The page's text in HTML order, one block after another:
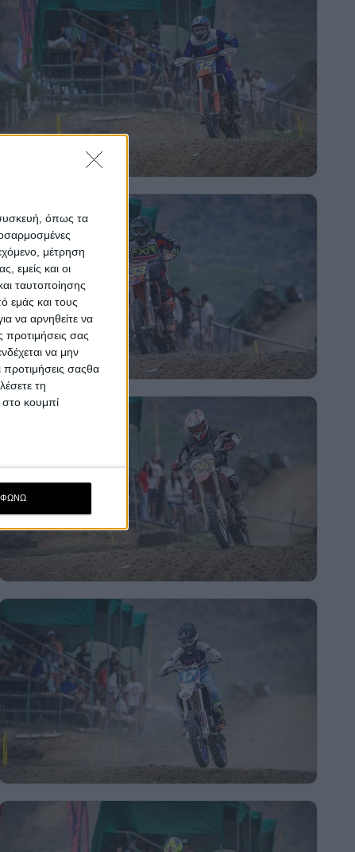
όπως τα
μέτρηση
εμείς και οι
ταυτοποίησης
εμάς και τους
να αρνηθείτε να
προτιμήσεις σας
να μην
προτιμήσεις σαςθα
τη
στο κουμπί